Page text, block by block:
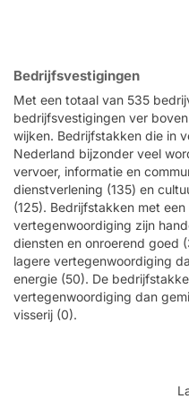
Bedrijfsvestigingen
Met een totaal van 535
bedrijfsvestigingen ver
wijken. Bedrijfstakken die in
Nederland bijzonder veel
vervoer, informatie en
dienstverlening (135) en
(125). Bedrijfstakken met
vertegenwoordiging zijn
diensten en onroerend goed
lagere vertegenwoordiging
energie (50). De
vertegenwoordiging dan
visserij (0).